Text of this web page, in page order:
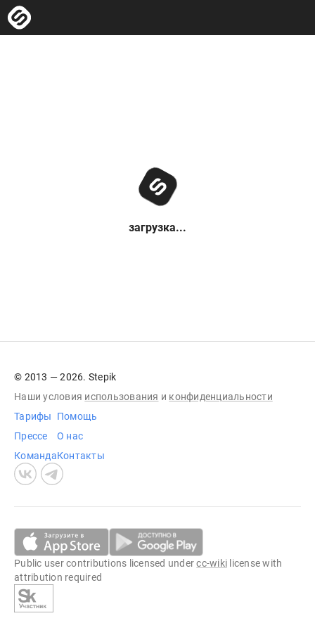
загрузка...
© 2013 — 2026. Stepik
Наши условия использования и конфиденциальности
Тарифы
Прессе
Команда
Помощь
О нас
Контакты
Public user contributions licensed undercc-wiki license with
attribution required